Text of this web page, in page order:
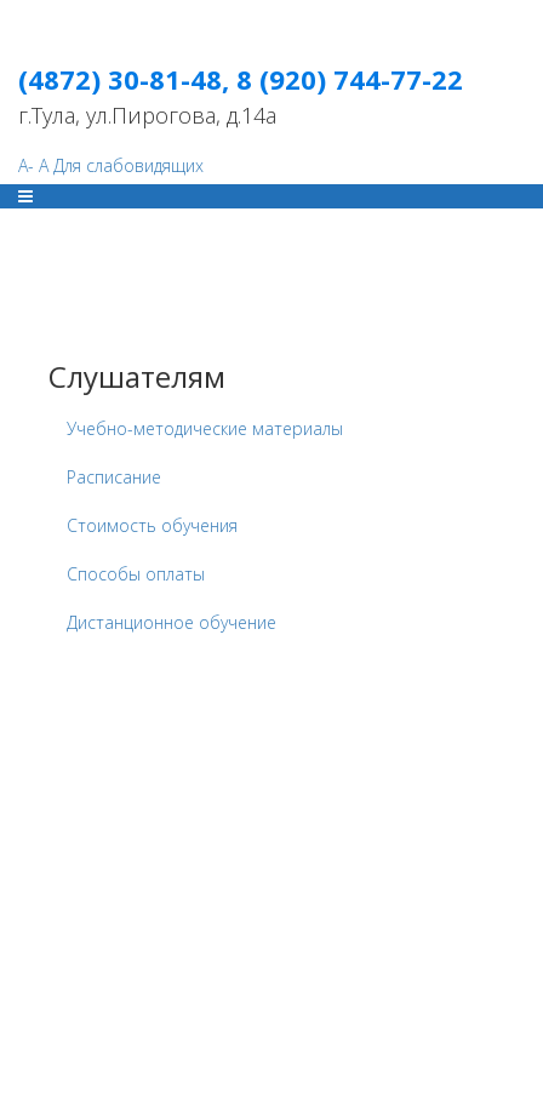
(4872) 30-81-48, 8 (920) 744-77-22
г.Тула, ул.Пирогова, д.14а
A- A Для слабовидящих
Слушателям
Учебно-методические материалы
Расписание
Стоимость обучения
Способы оплаты
Дистанционное обучение